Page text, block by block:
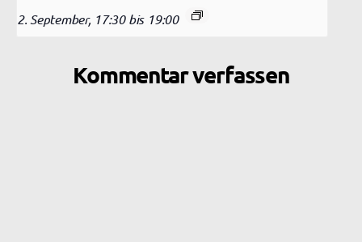
2. September, 17:30 bis 19:00
Kommentar verfassen